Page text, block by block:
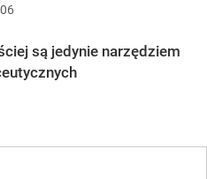
są jedynie narzędziem